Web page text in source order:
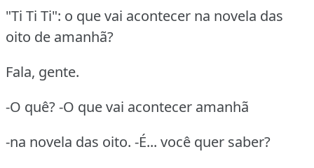
"Ti Ti Ti": o que vai acontecer na novela das
oito de amanhã?
Fala, gente.
-O quê? -O que vai acontecer amanhã
-na novela das oito. -É... você quer saber?